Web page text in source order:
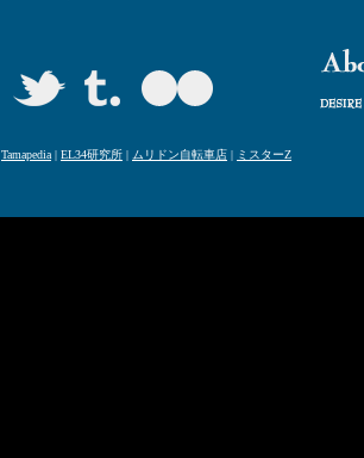
Tamapedia | EL34研究所 | ムリドン自転車店 | ミスターZ